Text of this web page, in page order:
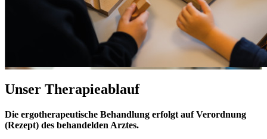
Unser Therapieablauf
Die ergotherapeutische Behandlung erfolgt auf Verordnung
(Rezept) des behandelden Arztes.